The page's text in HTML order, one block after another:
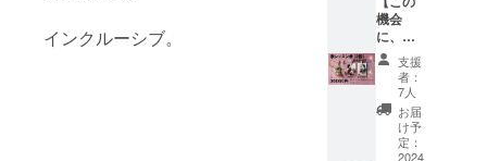
インクルーシブ。
音楽に触
れ、3歳より
ピアノを始
大阪音楽大
人の溢
れる感
謝の気
持ち
を、
メール
にてお
送りさ
せてい
円をご
支援し
てくだ
さる方
は 追加
金額を
5,000円
と記入
してく
手抜群
です！
私たち
も母な
ので、
ママさ
んたち
はじ
め、皆
準備や
リハー
サルを
重ねて
いきま
す。そ
の貴重
なリ
ハーサ
動画）
＆お礼
のメッ
セージ
をお届
けいた
しま
す。
機会
に、私
たちの
ボーカ
ルレッ
スンで
人生を
更に豊
支援
者：
7人
お届
け予
定：
2024